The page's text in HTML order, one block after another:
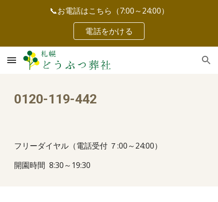
Skip to main content Skip to navigation
📞お電話はこちら（7:00～24:00）
電話をかける
0120-119-442
フリーダイヤル（電話受付 ７:00～24:00）
開園時間 8:30～19:30